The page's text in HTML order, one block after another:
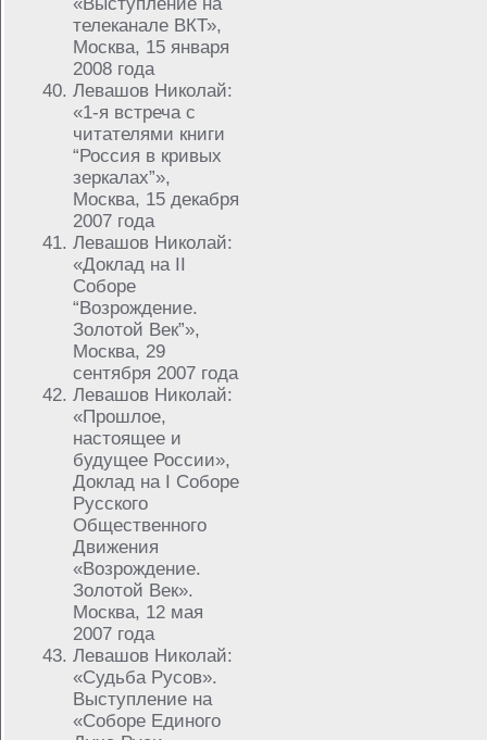
телеканале ВКТ»,
Москва, 15 января
2008 года
Левашов Николай:
«1-я встреча с
читателями книги
“Россия в кривых
зеркалах”»,
Москва, 15 декабря
2007 года
Левашов Николай:
«Доклад на II
Соборе
“Возрождение.
Золотой Век”»,
Москва, 29
сентября 2007 года
Левашов Николай:
«Прошлое,
настоящее и
будущее России»,
Доклад на I Соборе
Русского
Общественного
Движения
«Возрождение.
Золотой Век».
Москва, 12 мая
2007 года
Левашов Николай:
«Судьба Русов».
Выступление на
«Соборе Единого